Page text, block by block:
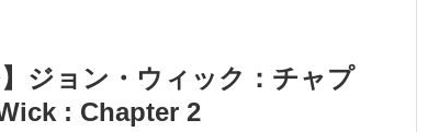
】ジョン・ウィック：チャプ
: Chapter 2